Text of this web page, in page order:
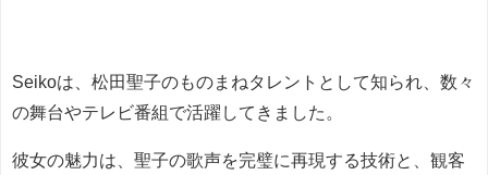
Seikoは、松田聖子のものまねタレントとして知られ、数々
の舞台やテレビ番組で活躍してきました。
彼女の魅力は、聖子の歌声を完璧に再現する技術と、観客